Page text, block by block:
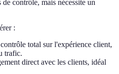
contrôle, mais nécessite un
:
total sur l'expérience client,
trafic.
direct avec les clients, idéal